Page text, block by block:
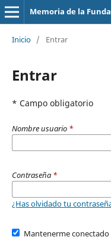
Memoria de la
Inicio / Entrar
Entrar
* Campo obligatorio
Nombre usuario *
Contraseña *
¿Has olvidado tu
Mantenerme conectado